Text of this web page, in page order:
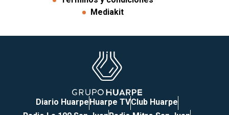
Mediakit
Diario HuarpeHuarpe TVClub Huarpe